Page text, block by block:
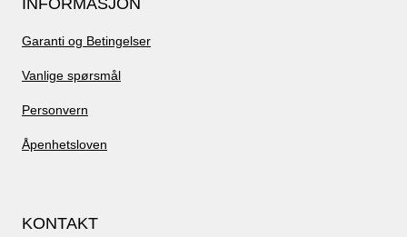
INFORMASJON
Garanti og Betingelser
Vanlige spørsmål
Personvern
Åpenhetsloven
KONTAKT